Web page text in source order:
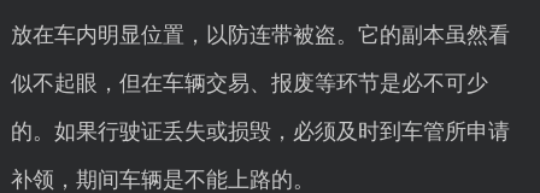
放在车内明显位置，以防连带被盗。它的副本虽然看
似不起眼，但在车辆交易、报废等环节是必不可少
的。如果行驶证丢失或损毁，必须及时到车管所申请
补领，期间车辆是不能上路的。